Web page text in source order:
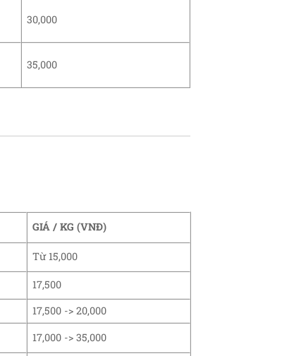
30,000
35,000
GIÁ / KG (VNĐ)
Từ 15,000
17,500
17,500 -> 20,000
17,000 -> 35,000